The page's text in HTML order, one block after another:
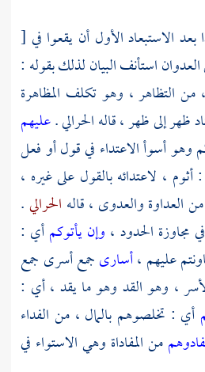
الاستبعاد الأول أن يقعوا في [
استأنف البيان لذلك بقوله :
التظاهر ، وهو تكلف المظاهرة
ظهر إلى ظهر ، قاله الحرالي .عليهم
وهو أسوأ الاعتداء في قول أو فعل
، لاعتدائه بالقول على غيره ،
العداوة والعدوى ، قاله الحرالي.
مجاوزة الحدود ، وإن يأتوكمأي :
عليهم ،أسارىجمع أسرى جمع
، وهو القد وهو ما يقد ، أي :
أي : تخلصوهم بالمال ، من الفداء
من المفاداة وهي الاستواء في